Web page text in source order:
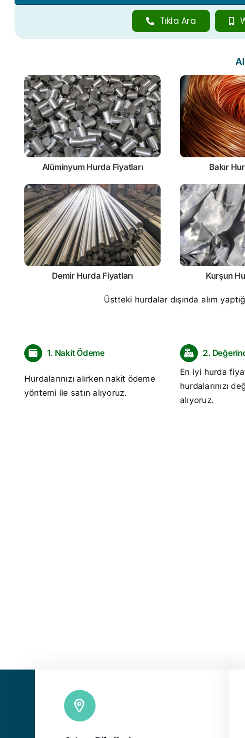
Tıkla Ara
Alüminyum Hurda Fiyatları Bakır
Demir Hurda Fiyatları Kurşun
Üstteki hurdalar dışında alım
1. Nakit Ödeme
Hurdalarınızı alırken nakit ödeme
yöntemi ile satın alıyoruz.
2.
En iyi hurda
hurdalarınızı
alıyoruz.